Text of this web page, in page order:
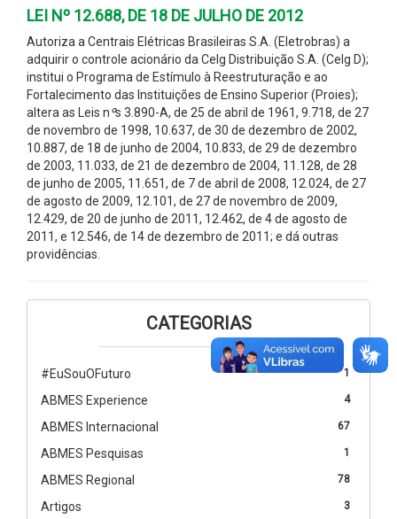
LEI Nº 12.688, DE 18 DE JULHO DE 2012
Autoriza a Centrais Elétricas Brasileiras S.A. (Eletrobras) a
adquirir o controle acionário da Celg Distribuição S.A. (Celg D);
institui o Programa de Estímulo à Reestruturação e ao
Fortalecimento das Instituições de Ensino Superior (Proies);
altera as Leis nºs 3.890-A, de 25 de abril de 1961, 9.718, de 27
de novembro de 1998, 10.637, de 30 de dezembro de 2002,
10.887, de 18 de junho de 2004, 10.833, de 29 de dezembro
de 2003, 11.033, de 21 de dezembro de 2004, 11.128, de 28
de junho de 2005, 11.651, de 7 de abril de 2008, 12.024, de 27
de agosto de 2009, 12.101, de 27 de novembro de 2009,
12.429, de 20 de junho de 2011, 12.462, de 4 de agosto de
2011, e 12.546, de 14 de dezembro de 2011; e dá outras
providências.
CATEGORIAS
1
#EuSouOFuturo
4
ABMES Experience
67
ABMES Internacional
1
ABMES Pesquisas
78
ABMES Regional
3
Artigos